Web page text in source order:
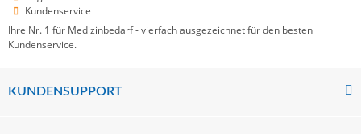
Kundenservice
Ihre Nr. 1 für Medizinbedarf - vierfach ausgezeichnet für den besten
Kundenservice.
KUNDENSUPPORT